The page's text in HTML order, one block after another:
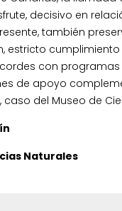
decisivo en
también
estricto
con
de apoyo
del Museo de
Naturales